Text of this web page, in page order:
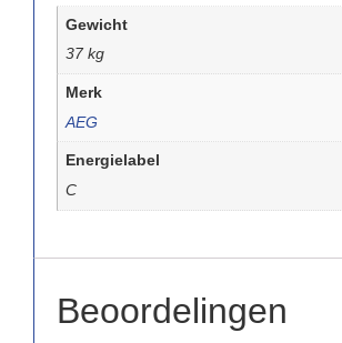
Gewicht
37 kg
Merk
AEG
Energielabel
C
Beoordelingen